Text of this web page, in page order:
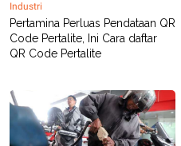
Industri
Pertamina Perluas Pendataan QR
Code Pertalite, Ini Cara daftar
QR Code Pertalite